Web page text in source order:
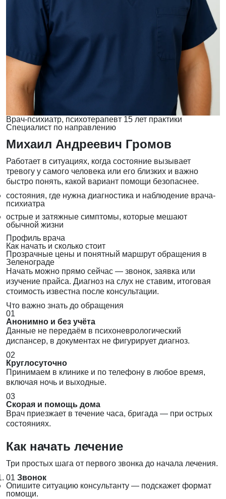
Врач-психиатр, психотерапевт 15 лет практики
Специалист по направлению
Михаил Андреевич Громов
Работает в ситуациях, когда состояние вызывает
тревогу у самого человека или его близких и важно
быстро понять, какой вариант помощи безопаснее.
состояния, где нужна диагностика и наблюдение врача-
психиатра
острые и затяжные симптомы, которые мешают
обычной жизни
Профиль врача
Как начать и сколько стоит
Прозрачные цены и понятный маршрут обращения в
Зеленограде
Начать можно прямо сейчас — звонок, заявка или
изучение прайса. Диагноз на слух не ставим, итоговая
стоимость известна после консультации.
Что важно знать до обращения
01
Анонимно и без учёта
Данные не передаём в психоневрологический
диспансер, в документах не фигурирует диагноз.
02
Круглосуточно
Принимаем в клинике и по телефону в любое время,
включая ночь и выходные.
03
Скорая и помощь дома
Врач приезжает в течение часа, бригада — при острых
состояниях.
Как начать лечение
Три простых шага от первого звонка до начала лечения.
01 Звонок
Опишите ситуацию консультанту — подскажет формат
помощи.